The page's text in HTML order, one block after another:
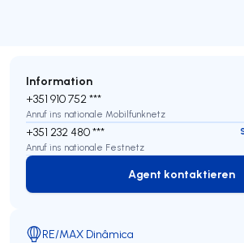
Information
+351 910 752 ***
Anruf ins nationale Mobilfunknetz
+351 232 480 ***
Anruf ins nationale Festnetz
Agent
Agent kontaktieren
RE/MAX Dinâmica